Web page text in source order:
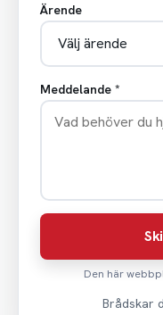
Ärende
Meddelande *
Den här
Brådskar